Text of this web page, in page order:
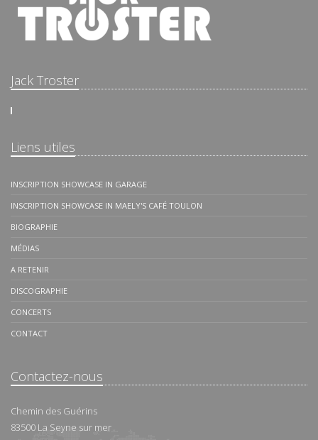
Jack Troster
Liens utiles
INSCRIPTION SHOWCASE IN GARAGE
INSCRIPTION SHOWCASE IN MAELY'S CAFÉ TOULON
BIOGRAPHIE
MÉDIAS
A RETENIR
DISCOGRAPHIE
CONCERTS
CONTACT
Contactez-nous
Chemin des Guérins
83500 La Seyne sur mer